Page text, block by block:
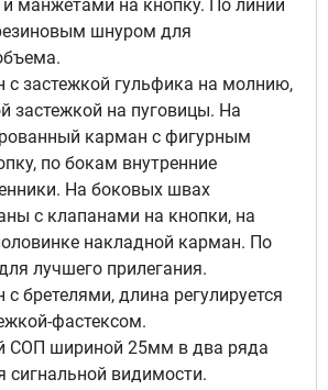
манжетами на кнопку. По линии
шнуром для
с застежкой гульфика на молнию,
застежкой на пуговицы. На
карман с фигурным
по бокам внутренние
На боковых швах
с клапанами на кнопки, на
накладной карман. По
лучшего прилегания.
бретелями, длина регулируется
фастексом.
СОП шириной 25мм в два ряда
сигнальной видимости.